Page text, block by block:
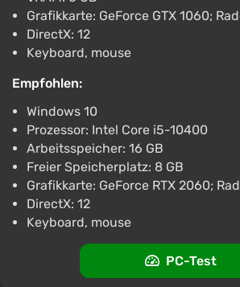
Grafikkarte: GeForce GTX 1060;
DirectX: 12
Keyboard, mouse
Empfohlen:
Windows 10
Prozessor: Intel Core i5-10400
Arbeitsspeicher: 16 GB
Freier Speicherplatz: 8 GB
Grafikkarte: GeForce RTX 2060;
DirectX: 12
Keyboard, mouse
PC-Test